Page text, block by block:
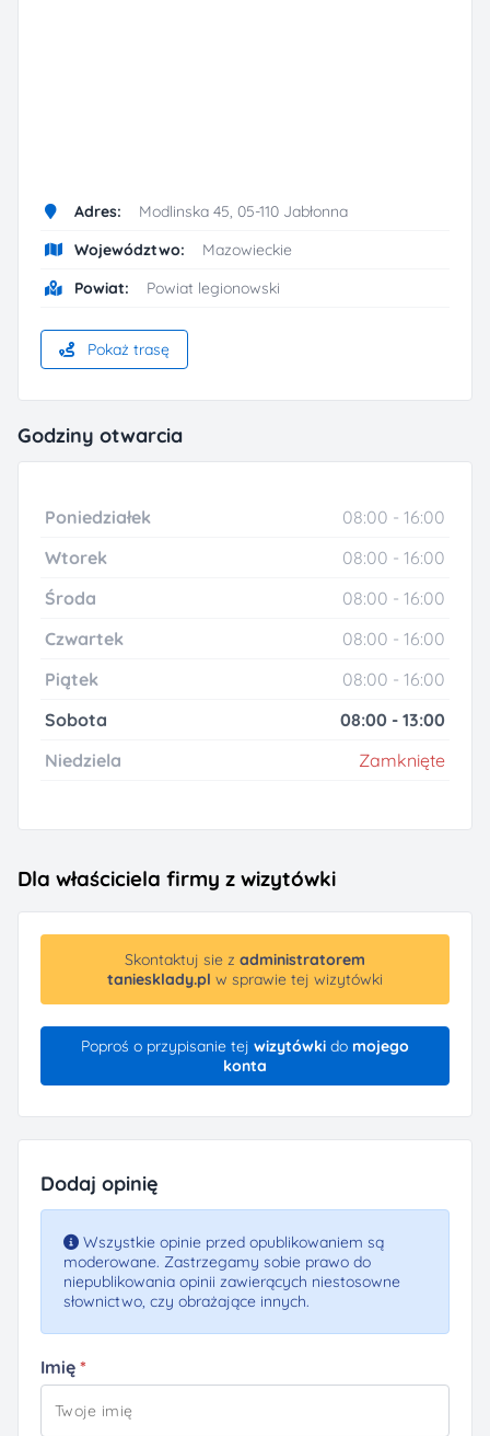
Adres:
Modlinska 45, 05-110 Jabłonna
Województwo:
Mazowieckie
Powiat:
Powiat legionowski
Pokaż trasę
Godziny otwarcia
Poniedziałek
08:00 - 16:00
Wtorek
08:00 - 16:00
Środa
08:00 - 16:00
Czwartek
08:00 - 16:00
Piątek
08:00 - 16:00
Sobota
08:00 - 13:00
Niedziela
Zamknięte
Dla właściciela firmy z wizytówki
Skontaktuj sie z administratorem
taniesklady.pl w sprawie tej wizytówki
Poproś o przypisanie tej wizytówkido mojego
konta
Dodaj opinię
Wszystkie opinie przed opublikowaniem są
moderowane. Zastrzegamy sobie prawo do
niepublikowania opinii zawierących niestosowne
słownictwo, czy obrażające innych.
Imię